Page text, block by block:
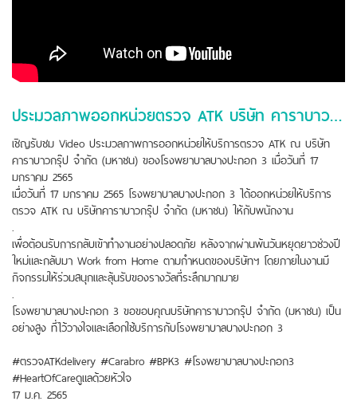
ประมวลภาพออกหน่วยตรวจ ATK บริษัท คาราบาวกรุ๊ป จำกัด (มหาชน)
เชิญรับชม Video ประมวลภาพการออกหน่วยให้บริการตรวจ ATK ณ บริษัท
คาราบาวกรุ๊ป จำกัด (มหาชน) ของโรงพยาบาลบางปะกอก 3 เมื่อวันที่ 17
มกราคม 2565
เมื่อวันที่ 17 มกราคม 2565 โรงพยาบาลบางปะกอก 3 ได้ออกหน่วยให้บริการ
ตรวจ ATK ณ บริษัทคาราบาวกรุ๊ป จำกัด (มหาชน) ให้กับพนักงาน
.
เพื่อต้อนรับการกลับเข้าทำงานอย่างปลอดภัย หลังจากผ่านพ้นวันหยุดยาวช่วงปี
ใหม่และกลับมา Work from Home ตามกำหนดของบริษัทฯ โดยภายในงานมี
กิจกรรมให้ร่วมสนุกและลุ้นรับของรางวัลที่ระลึกมากมาย
.
โรงพยาบาลบางปะกอก 3 ขอขอบคุณบริษัทคาราบาวกรุ๊ป จำกัด (มหาชน) เป็น
อย่างสูง ที่ไว้วางใจและเลือกใช้บริการกับโรงพยาบาลบางปะกอก 3
#ตรวจATKdelivery #Carabro #BPK3 #โรงพยาบาลบางปะกอก3
#HeartOfCareดูแลด้วยหัวใจ
17 ม.ค. 2565